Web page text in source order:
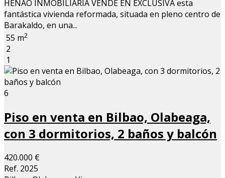
HENAO INMOBILIARIA VENDE EN EXCLUSIVA esta
fantástica vivienda reformada, situada en pleno centro de
Barakaldo, en una...
55 m2
2
1
6
Piso en venta en Bilbao, Olabeaga,
con 3 dormitorios, 2 baños y balcón
420.000 €
Ref. 2025